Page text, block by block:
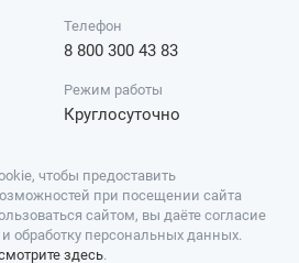
Телефон
8 800 300 43 83
Режим работы
Круглосуточно
чтобы предоставить
при посещении сайта
сайтом, вы даёте согласие
обработку персональных данных.
здесь.